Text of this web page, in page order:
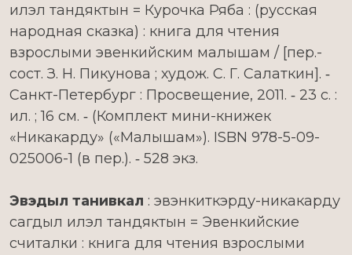
илэл тандяктын = Курочка Ряба : (русская
народная сказка) : книга для чтения
взрослыми эвенкийским малышам / [пер.-
сост. З. Н. Пикунова ; худож. С. Г. Салаткин]. ‑
Санкт-Петербург : Просвещение, 2011. ‑ 23 с. :
ил. ; 16 см. ‑ (Комплект мини-книжек
«Никакарду» («Малышам»). ISBN 978-5-09-
025006-1 (в пер.). ‑ 528 экз.
Эвэдыл танивкал : эвэнкиткэрду-никакарду
сагдыл илэл тандяктын = Эвенкийские
считалки : книга для чтения взрослыми